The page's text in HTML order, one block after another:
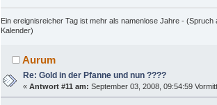
Ein ereignisreicher Tag ist mehr als namenlose Jahre - (Spruch
Kalender)
Aurum
Re: Gold in der Pfanne und nun ????
«Antwort #11 am: September 03, 2008, 09:54:59